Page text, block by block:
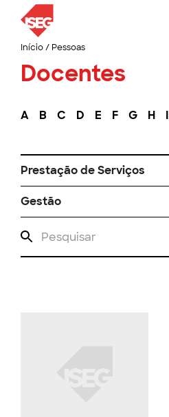
Início/ Pessoas
Docentes
A B C D E F G H I
Prestação de Serviços
Gestão